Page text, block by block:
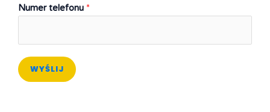
Numer telefonu *
WYŚLIJ